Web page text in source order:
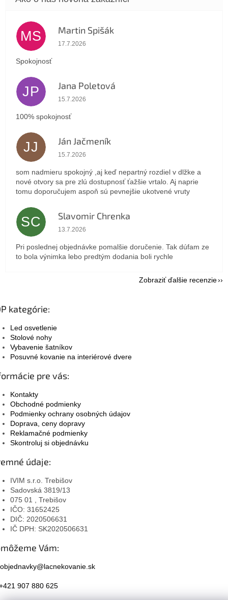
MS Martin Spišák
Hodnotenie obchodu je 5 z 5 hviezdičiek.
17.7.2026
Spokojnosť
JP Jana Poletová
Hodnotenie obchodu je 5 z 5 hviezdičiek.
15.7.2026
100% spokojnosť
JJ Ján Jačmeník
Hodnotenie obchodu je 5 z 5 hviezdičiek.
15.7.2026
som nadmieru spokojný ,aj keď nepartný rozdiel v dlžke a
nové otvory sa pre zlú dostupnosť ťažšie vrtalo. Aj naprie
tomu doporučujem aspoň sú pevnejšie ukotvené vruty
SC Slavomir Chrenka
Hodnotenie obchodu je 5 z 5 hviezdičiek.
13.7.2026
Pri poslednej objednávke pomalšie doručenie. Tak dúfam ze
to bola výnimka lebo predtým dodania boli rychle
Zobraziť ďalšie recenzie
kategórie:
Led osvetlenie
Stolové nohy
Vybavenie šatníkov
Posuvné kovanie na interiérové dvere
pre vás:
Kontakty
Obchodné podmienky
Podmienky ochrany osobných údajov
Doprava, ceny dopravy
Reklamačné podmienky
Skontroluj si objednávku
údaje:
IVIM s.r.o. Trebišov
Sadovská 3819/13
075 01 , Trebišov
IČO: 31652425
DIČ: 2020506631
IČ DPH: SK2020506631
Vám:
objednavky@lacnekovanie.sk
907 880 625